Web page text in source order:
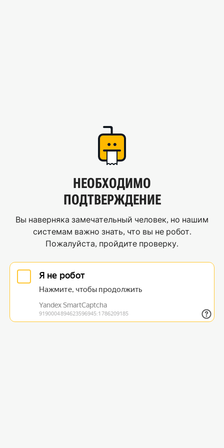
НЕОБХОДИМО
ПОДТВЕРЖДЕНИЕ
Вы наверняка замечательный человек, но нашим
системам важно знать, что вы не робот.
Пожалуйста, пройдите проверку.